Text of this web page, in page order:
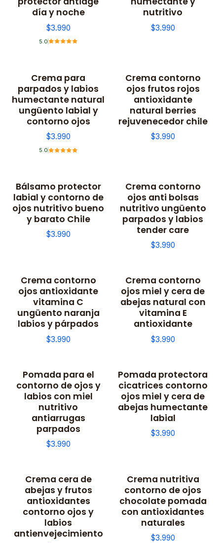
día y noche
$3.990
5.0
nutritivo
$3.990
Crema para
parpados y labios
humectante natural
ungüento labial y
contorno ojos
$3.990
5.0
Crema contorno
ojos frutos rojos
antioxidante
natural berries
rejuvenecedor chile
$3.990
Bálsamo protector
labial y contorno de
ojos nutritivo bueno
y barato Chile
$3.990
Crema contorno
ojos anti bolsas
nutritivo ungüento
parpados y labios
tender care
$3.990
Crema contorno
ojos antioxidante
vitamina C
ungüento naranja
labios y párpados
$3.990
Crema contorno
ojos miel y cera de
abejas natural con
vitamina E
antioxidante
$3.990
Pomada para el
contorno de ojos y
labios con miel
nutritivo
antiarrugas
parpados
$3.990
Pomada protectora
cicatrices contorno
ojos miel y cera de
abejas humectante
labial
$3.990
Crema cera de
abejas y frutos
antioxidantes
contorno ojos y
labios
antienvejecimiento
Crema nutritiva
contorno de ojos
chocolate pomada
con antioxidantes
naturales
$3.990